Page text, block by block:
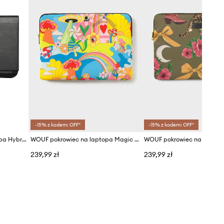
Orbitkey pokrowiec na laptopa Hybrid Laptop Sleeve 16"
-15% z kodem: OFF*
WOUF pokrowiec na laptopa Magic Trip 13"/14"
239,99 zł
-15% z kodem: OFF*
239,99 zł